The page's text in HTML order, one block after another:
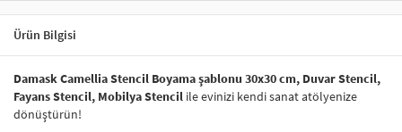
Ürün Bilgisi
Damask Camellia Stencil Boyama şablonu 30x30 cm, Duvar Stencil,
Fayans Stencil, Mobilya Stencil ile evinizi kendi sanat atölyenize
dönüştürün!